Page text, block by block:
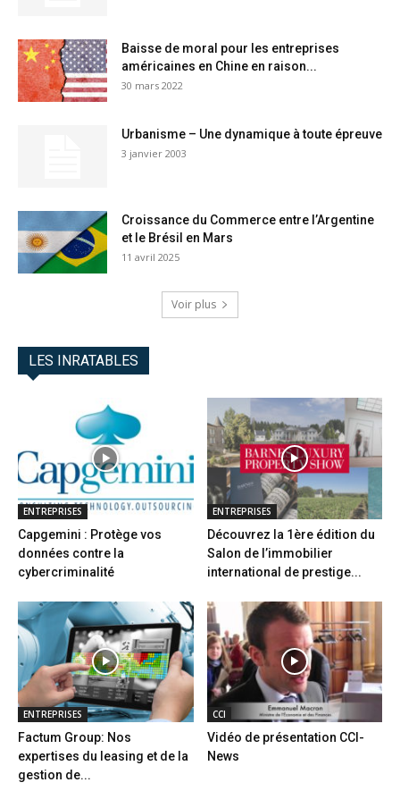
Baisse de moral pour les entreprises
américaines en Chine en raison...
30 mars 2022
Urbanisme – Une dynamique à toute épreuve
3 janvier 2003
Croissance du Commerce entre l’Argentine
et le Brésil en Mars
11 avril 2025
Voir plus
LES INRATABLES
ENTREPRISES
Capgemini : Protège vos
données contre la
cybercriminalité
ENTREPRISES
Découvrez la 1ère édition du
Salon de l’immobilier
international de prestige...
ENTREPRISES
Factum Group: Nos
expertises du leasing et de la
gestion de...
CCI
Vidéo de présentation CCI-
News